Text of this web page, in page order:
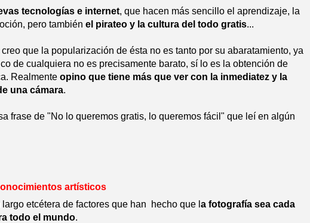
tecnologías e internet, que hacen más sencillo el aprendizaje, la
pero también el pirateo y la cultura del todo gratis...
que la popularización de ésta no es tanto por su abaratamiento, ya
de cualquiera no es precisamente barato, sí lo es la obtención de
Realmente opino que tiene más que ver con la inmediatez y la
una cámara.
frase de "No lo queremos gratis, lo queremos fácil" que leí en algún
artísticos
etcétera de factores que han hecho que l a fotografía sea cada
todo el mundo.